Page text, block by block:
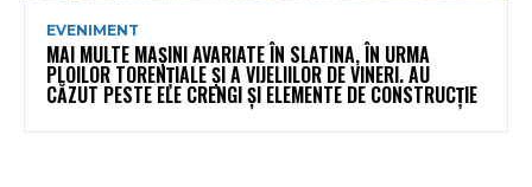
EVENIMENT
MAI MULTE MAȘINI AVARIATE ÎN SLATINA, ÎN URMA
PLOILOR TORENȚIALE ȘI A VIJELIILOR DE VINERI. AU
CĂZUT PESTE ELE CRENGI ȘI ELEMENTE DE CONSTRUCȚIE